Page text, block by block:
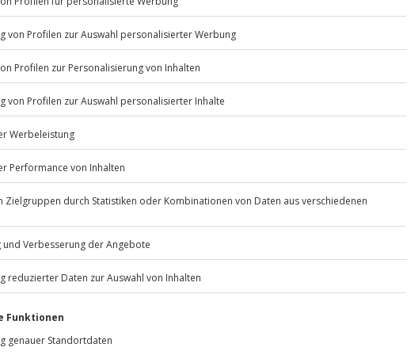
und samstags zu bestimmten
Beeinträchtigungen
Listenansicht
© OpenStreetMaps
Mühldorfstraße 8
außer an bundesweiten